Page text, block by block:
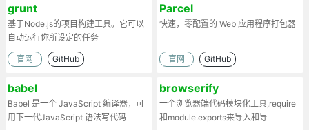
grunt
基于Node.js的项目构建工具。它可以
自动运行你所设定的任务
官网 GitHub
Parcel
快速，零配置的 Web 应用程序打包器
官网 GitHub
babel
Babel 是一个 JavaScript 编译器，可
用下一代JavaScript 语法写代码
browserify
一个浏览器端代码模块化工具,require
和module.exports来导入和导